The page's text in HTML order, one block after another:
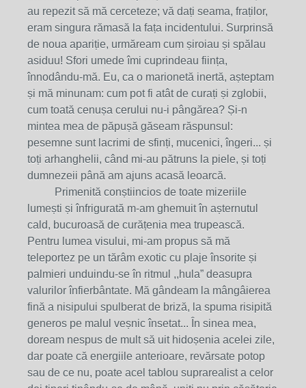
au repezit să mă cerceteze; vă dați seama, fraților,
eram singura rămasă la fața incidentului. Surprinsă
de noua apariție, urmăream cum șiroiau și spălau
asiduu! Sfori umede îmi cuprindeau ființa,
înnodându-mă. Eu, ca o marionetă inertă, așteptam
și mă minunam: cum pot fi atât de curați și zglobii,
cum toată cenușa cerului nu-i pângărea? Și-n
mintea mea de păpușă găseam răspunsul:
pesemne sunt lacrimi de sfinți, mucenici, îngeri... și
toți arhanghelii, când mi-au pătruns la piele, și toți
dumnezeii până am ajuns acasă leoarcă.
Primenită conștiincios de toate mizeriile
lumești și înfrigurată m-am ghemuit în așternutul
cald, bucuroasă de curățenia mea trupească.
Pentru lumea visului, mi-am propus să mă
teleportez pe un tărâm exotic cu plaje însorite și
palmieri unduindu-se în ritmul ,,hula” deasupra
valurilor înfierbântate. Mă gândeam la mângâierea
fină a nisipului spulberat de briză, la spuma risipită
generos pe malul veșnic însetat... În sinea mea,
doream nespus de mult să uit hidoșenia acelei zile,
dar poate că energiile anterioare, revărsate potop
sau de ce nu, poate acel tablou suprarealist a celor